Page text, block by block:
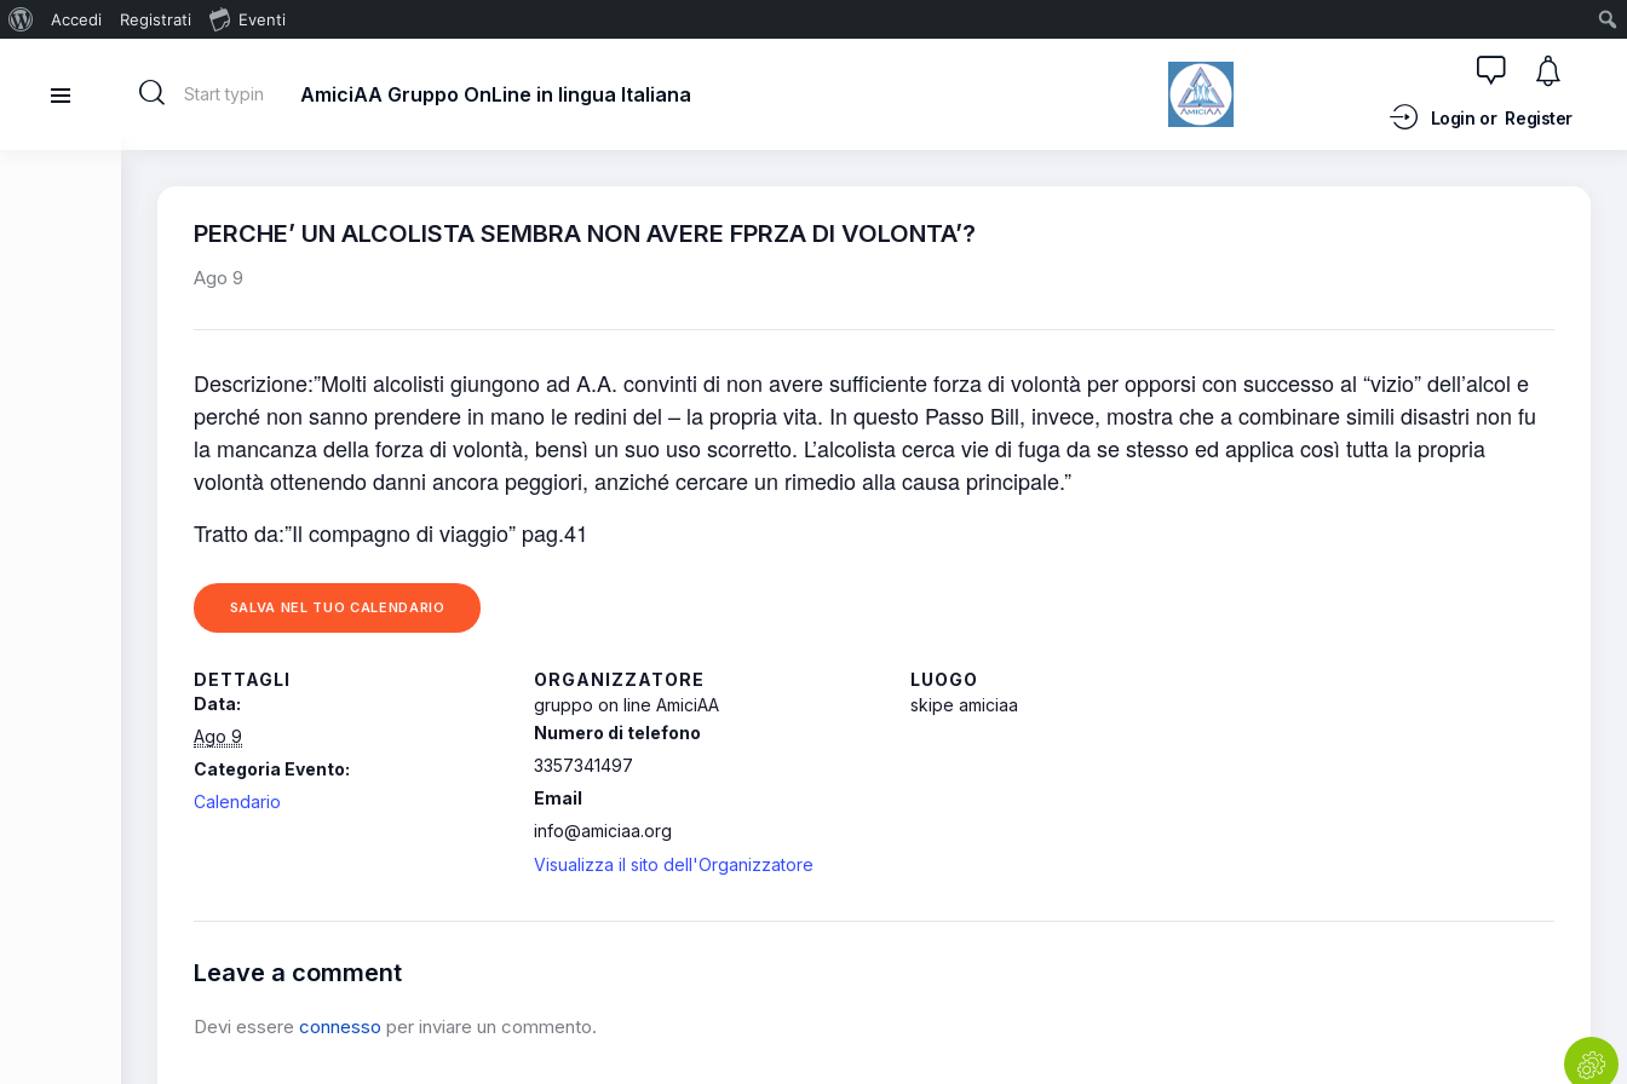
Accedi Registrati Eventi
AmiciAA Gruppo OnLine in lingua Italiana
Login or Register
PERCHE’ UN ALCOLISTA SEMBRA NON AVERE FPRZA DI VOLONTA’?
Ago 9
Descrizione:”Molti alcolisti giungono ad A.A. convinti di non avere sufficiente forza di volontà per opporsi con successo al “vizio” dell’alcol e
perché non sanno prendere in mano le redini del – la propria vita. In questo Passo Bill, invece, mostra che a combinare simili disastri non fu
la mancanza della forza di volontà, bensì un suo uso scorretto. L’alcolista cerca vie di fuga da se stesso ed applica così tutta la propria
volontà ottenendo danni ancora peggiori, anziché cercare un rimedio alla causa principale.”
Tratto da:”Il compagno di viaggio” pag.41
SALVA NEL TUO CALENDARIO
DETTAGLI
Data:
Ago 9
Categoria Evento:
Calendario
ORGANIZZATORE
gruppo on line AmiciAA
Numero di telefono
3357341497
Email
info@amiciaa.org
Visualizza il sito dell'Organizzatore
LUOGO
skipe amiciaa
Leave a comment
Devi essere connesso per inviare un commento.